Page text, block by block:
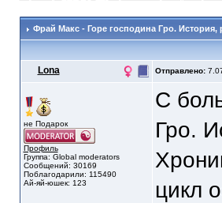
Фрай Макс - Горе господина Гро.
Lona Отправлено:
не Подарок
Профиль
Группа: Global moderators
Сообщений: 30169
Поблагодарили: 115490
Ай-яй-юшек: 123
С
Гро.
цикл